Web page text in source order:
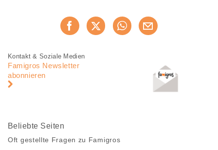
Jetzt weiterempfehlen
Fusszeile
Fusszeile
Navigation
Kontakt & Soziale Medien
Famigros Newsletter
abonnieren
Beliebte Seiten
Oft gestellte Fragen zu Famigros